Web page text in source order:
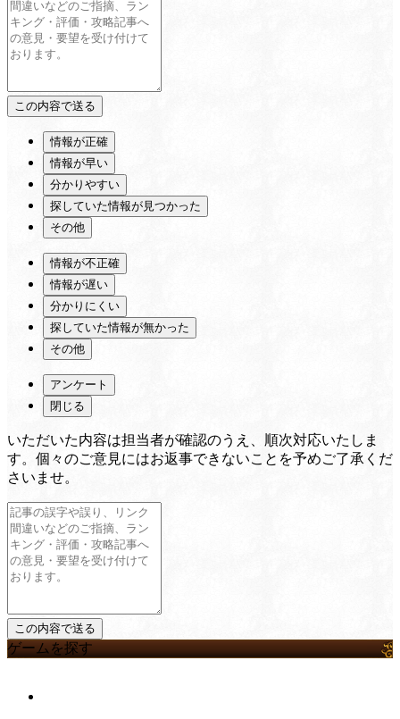
情報が正確
情報が早い
分かりやすい
探していた情報が見つかった
その他
情報が不正確
情報が遅い
分かりにくい
探していた情報が無かった
その他
アンケート
閉じる
いただいた内容は担当者が確認のうえ、順次対応いたしま
す。個々のご意見にはお返事できないことを予めご了承くだ
さいませ。
ゲームを探す